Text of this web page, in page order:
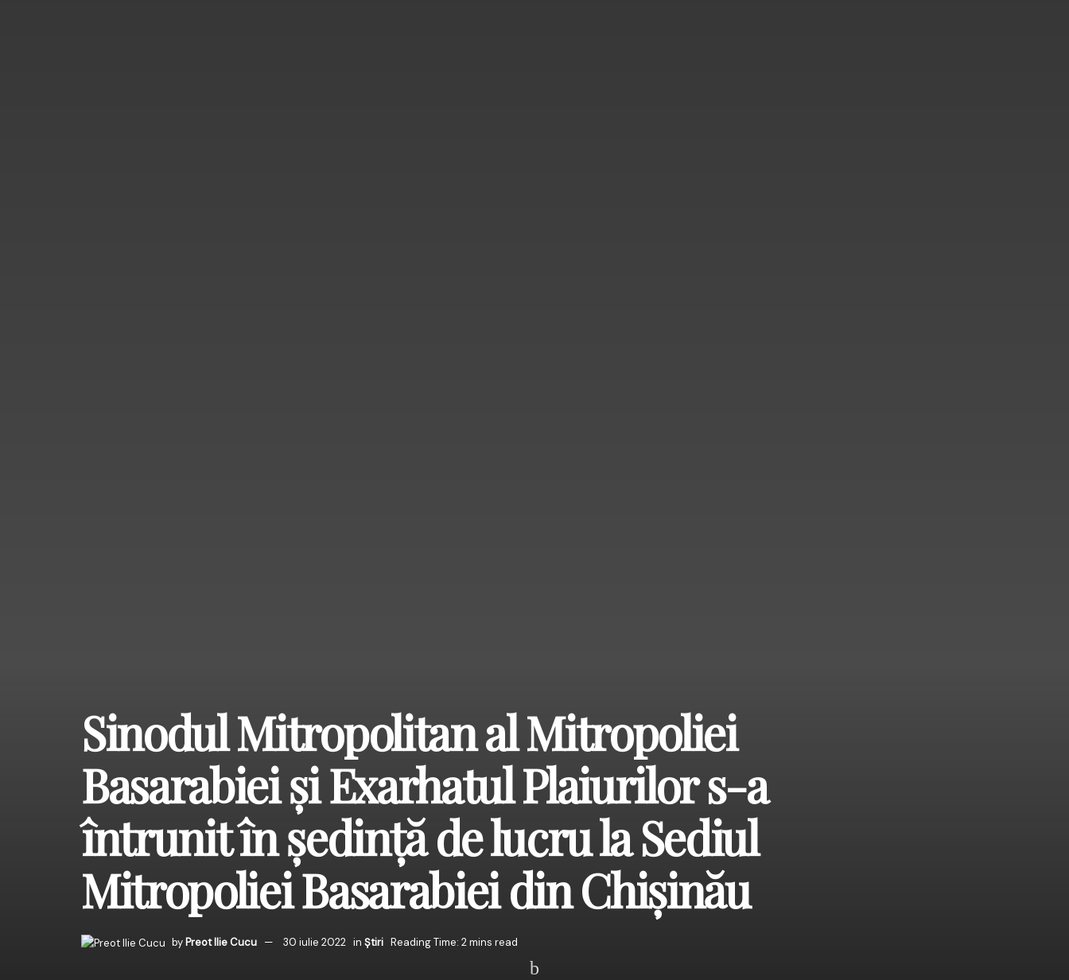
Sinodul Mitropolitan al Mitropoliei
Basarabiei și Exarhatul Plaiurilor s-a
întrunit în ședință de lucru la Sediul
Mitropoliei Basarabiei din Chișinău
by Preot Ilie Cucu 30 iulie 2022 in Știri Reading Time: 2 mins read